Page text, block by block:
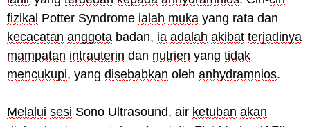
fizikal Potter Syndrome ialah muka yang rata dan
kecacatan anggota badan, ia adalah akibat terjadinya
mampatan intrauterin dan nutrien yang tidak
mencukupi, yang disebabkan oleh anhydramnios.
Melalui sesi Sono Ultrasound, air ketuban akan